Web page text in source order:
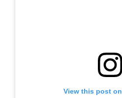
View this post